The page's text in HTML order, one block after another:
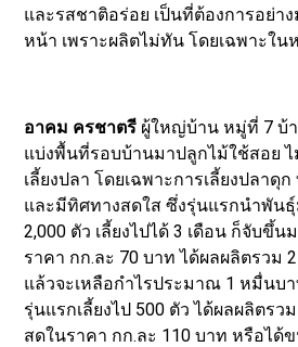
และรสชาติอร่อย เป็นที่ต้องการอย่า
หน้า เพราะผลิตไม่ทัน โดยเฉพาะใ
อาคม ครชาตรี ผู้ใหญ่บ้าน หมู่ที่ 7 บ้
แบ่งพื้นที่รอบบ้านมาปลูกไม้ใช้สอย
เลี้ยงปลา โดยเฉพาะการเลี้ยงปลาดุ
และมีทิศทางสดใส ซึ่งรุ่นแรกนำพัน
2,000 ตัว เลี้ยงไปได้ 3 เดือน ก็จับขึ้
ราคา กก.ละ 70 บาท ได้ผลผลิตรวม
แล้วจะเหลือกำไรประมาณ 1 หมื่นบ
รุ่นแรกเลี้ยงไป 500 ตัว ได้ผลผลิตรว
สดในราคา กก.ละ 110 บาท หรือได้